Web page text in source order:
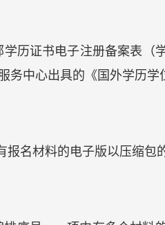
学历证书电子注册备案表
中心出具的《国外学历学
名材料的电子版以压缩包